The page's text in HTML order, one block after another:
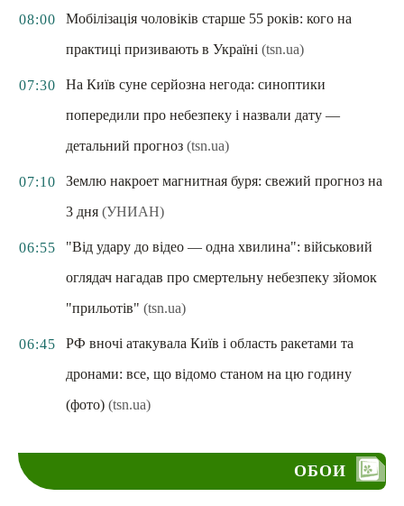
08:00
Мобілізація чоловіків старше 55 років: кого на
практиці призивають в Україні (tsn.ua)
07:30
На Київ суне серйозна негода: синоптики
попередили про небезпеку і назвали дату —
детальний прогноз (tsn.ua)
07:10
Землю накроет магнитная буря: свежий прогноз на
3 дня (УНИАН)
06:55
"Від удару до відео — одна хвилина": військовий
оглядач нагадав про смертельну небезпеку зйомок
"прильотів" (tsn.ua)
06:45
РФ вночі атакувала Київ і область ракетами та
дронами: все, що відомо станом на цю годину
(фото) (tsn.ua)
ОБОИ